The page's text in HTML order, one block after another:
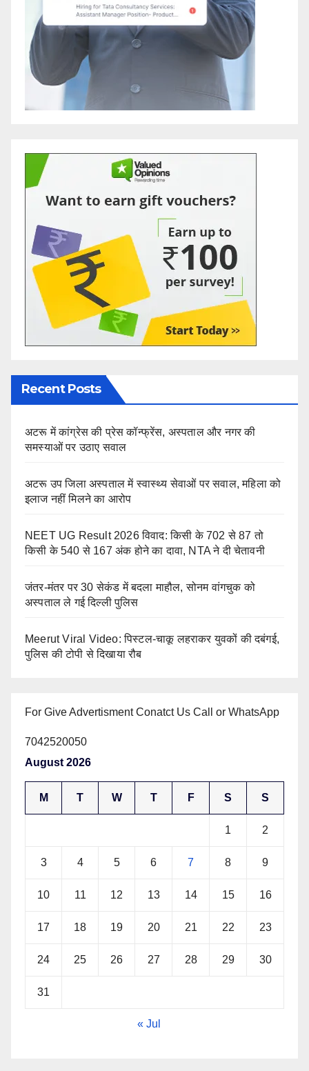
Recent Posts
अटरू में कांग्रेस की प्रेस कॉन्फ्रेंस, अस्पताल और नगर की
समस्याओं पर उठाए सवाल
अटरू उप जिला अस्पताल में स्वास्थ्य सेवाओं पर सवाल, महिला को
इलाज नहीं मिलने का आरोप
NEET UG Result 2026 विवाद: किसी के 702 से 87 तो
किसी के 540 से 167 अंक होने का दावा, NTA ने दी चेतावनी
जंतर-मंतर पर 30 सेकंड में बदला माहौल, सोनम वांगचुक को
अस्पताल ले गई दिल्ली पुलिस
Meerut Viral Video: पिस्टल-चाकू लहराकर युवकों की दबंगई,
पुलिस की टोपी से दिखाया रौब
For Give Advertisment Conatct Us Call or WhatsApp
7042520050
August 2026
M T W T F S S
1 2
3 4 5 6 7 8 9
10 11 12 13 14 15 16
17 18 19 20 21 22 23
24 25 26 27 28 29 30
31
« Jul